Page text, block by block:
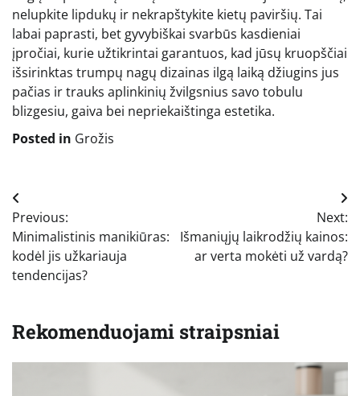
nelupkite lipdukų ir nekrapštykite kietų paviršių. Tai
labai paprasti, bet gyvybiškai svarbūs kasdieniai
įpročiai, kurie užtikrintai garantuos, kad jūsų kruopščiai
išsirinktas trumpų nagų dizainas ilgą laiką džiugins jus
pačias ir trauks aplinkinių žvilgsnius savo tobulu
blizgesiu, gaiva bei nepriekaištinga estetika.
Posted in Grožis
Navigacija
tarp
įrašų
Previous:
Minimalistinis manikiūras:
kodėl jis užkariauja
tendencijas?
Next:
Išmaniųjų laikrodžių kainos:
ar verta mokėti už vardą?
Rekomenduojami straipsniai